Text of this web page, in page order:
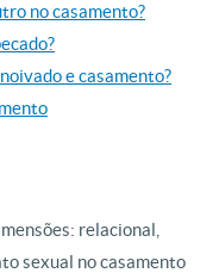
no casamento?
e casamento?
relacional,
sexual no casamento